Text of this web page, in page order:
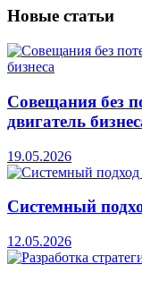
Новые статьи
Совещания без
двигатель
19.05.2026
Системный
12.05.2026